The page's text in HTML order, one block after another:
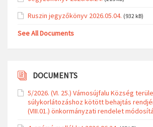
Ruszin jegyzőkönyv 2026.05.04. (932 kB)
See All Documents
DOCUMENTS
5/2026. (VI. 25.) Vámosújfalu Község
súlykorlátozáshoz kötött behajtás
(VIII.01.) önkormányzati rendelet